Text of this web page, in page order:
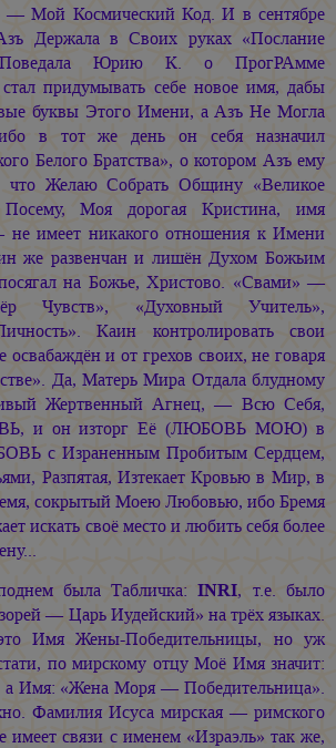
— Мой Космический Код. И в сентябре
Держала в Своих руках «Послание
Юрию К. о ПрогРАмме
придумывать себе новое имя, дабы
буквы Этого Имени, а Азъ Не Могла
ибо в тот же день он себя назначил
Белого Братства», о котором Азъ ему
что Желаю Собрать Общину «Великое
Посему, Моя дорогая Кристина, имя
имеет никакого отношения к Имени
развенчан и лишён Духом Божьим
на Божье, Христово. «Свами» —
Чувств», «Духовный Учитель»,
Каин контролировать свои
освабаждён и от грехов своих, не говаря
Да, Матерь Мира Отдала блудному
Жертвенный Агнец, — Всю Себя,
и он изторг Её (ЛЮБОВЬ МОЮ) в
с Израненным Пробитым Сердцем,
Разпятая, Изтекает Кровью в Мир, в
сокрытый Моею Любовью, ибо Бремя
искать своё место и любить себя более
была Табличка:INRI, т.е. было
— Царь Иудейский» на трёх языках.
Имя Жены-Победительницы, но уж
по мирскому отцу Моё Имя значит:
а Имя: «Жена Моря — Победительница».
Фамилия Исуса мирская — римского
имеет связи с именем «Израэль» так же,